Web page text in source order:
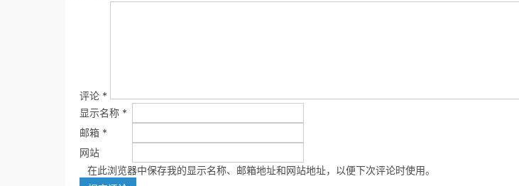
评论 *
显示名称 *
邮箱 *
网站
在此浏览器中保存我的显示名称、邮箱地址和网站地址，以便下次评论时使用。